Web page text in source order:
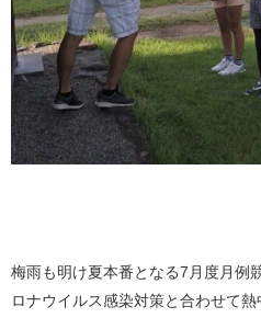
梅雨も明け夏本番となる7月度月例
ロナウイルス感染対策と合わせて